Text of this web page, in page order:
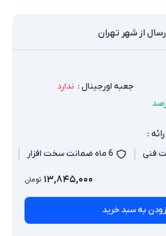
از شهر تهران
جعبه اورجینال : ندارد
:
فنی 6 ماه ضمانت سخت افزار
۱۳,۸۴۵,۰۰۰ تومان
به سبد خرید